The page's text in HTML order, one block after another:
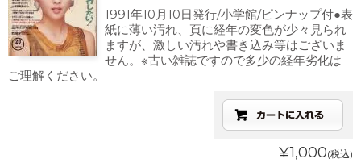
1991年10月10日発行/小学館/ピンナップ付●表
紙に薄い汚れ、頁に経年の変色が少々見られ
ますが、激しい汚れや書き込み等はございま
せん。※古い雑誌ですので多少の経年劣化は
ご理解ください。
¥1,000(税込)